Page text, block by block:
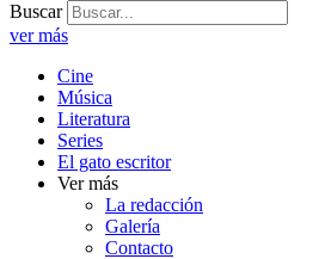
Buscar
ver más
Cine
Música
Literatura
Series
El gato escritor
Ver más
La redacción
Galería
Contacto